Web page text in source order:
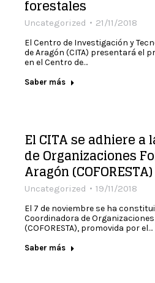
forestales
Uncategorized 21/11/2018
El Centro de Investigación y
de Aragón (CITA) presentará el
en el Centro de…
Saber más
El CITA se adhiere a
de Organizaciones
Aragón (COFORESTA)
Uncategorized 19/11/2018
El 7 de noviembre se ha
Coordinadora de
(COFORESTA), promovida por el…
Saber más